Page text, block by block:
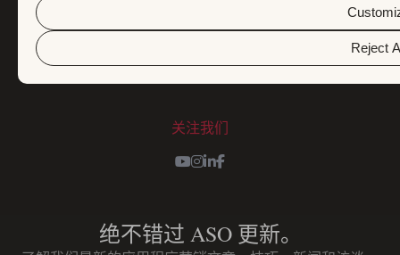
Reject
管理Cookie
关注我们
Youtube
Instagram
LinkedIn
Facebook
绝不错过 ASO 更新。